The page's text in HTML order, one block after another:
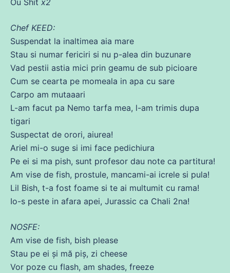
Ou Shit x2
Chef KEED:
Suspendat la inaltimea aia mare
Stau si numar fericiri si nu p-alea din buzunare
Vad pestii astia mici prin geamu de sub picioare
Cum se cearta pe momeala in apa cu sare
Carpo am mutaaari
L-am facut pa Nemo tarfa mea, l-am trimis dupa
tigari
Suspectat de orori, aiurea!
Ariel mi-o suge si imi face pedichiura
Pe ei si ma pish, sunt profesor dau note ca partitura!
Am vise de fish, prostule, mancami-ai icrele si pula!
Lil Bish, t-a fost foame si te ai multumit cu rama!
Io-s peste in afara apei, Jurassic ca Chali 2na!
NOSFE:
Am vise de fish, bish please
Stau pe ei și mă piș, zi cheese
Vor poze cu flash, am shades, freeze